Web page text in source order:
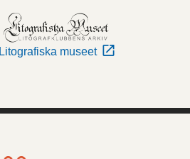
Litografiska museet